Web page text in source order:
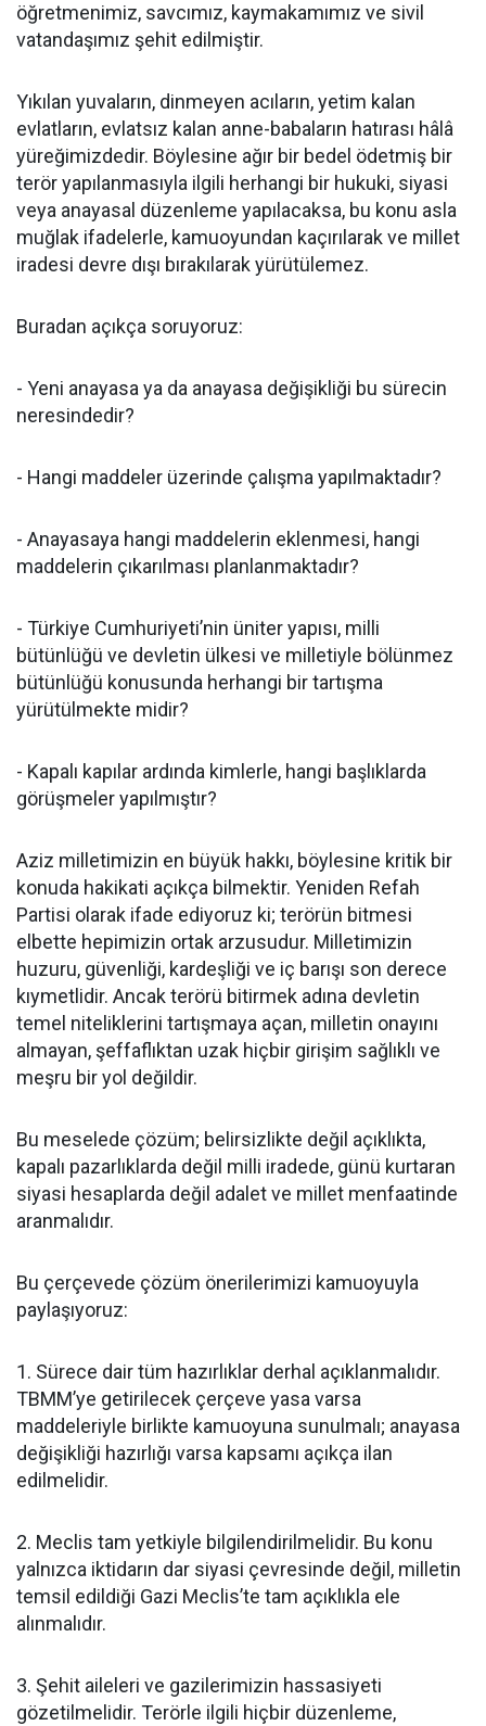
öğretmenimiz, savcımız, kaymakamımız ve sivil
vatandaşımız şehit edilmiştir.
Yıkılan yuvaların, dinmeyen acıların, yetim kalan
evlatların, evlatsız kalan anne-babaların hatırası hâlâ
yüreğimizdedir. Böylesine ağır bir bedel ödetmiş bir
terör yapılanmasıyla ilgili herhangi bir hukuki, siyasi
veya anayasal düzenleme yapılacaksa, bu konu asla
muğlak ifadelerle, kamuoyundan kaçırılarak ve millet
iradesi devre dışı bırakılarak yürütülemez.
Buradan açıkça soruyoruz:
- Yeni anayasa ya da anayasa değişikliği bu sürecin
neresindedir?
- Hangi maddeler üzerinde çalışma yapılmaktadır?
- Anayasaya hangi maddelerin eklenmesi, hangi
maddelerin çıkarılması planlanmaktadır?
- Türkiye Cumhuriyeti’nin üniter yapısı, milli
bütünlüğü ve devletin ülkesi ve milletiyle bölünmez
bütünlüğü konusunda herhangi bir tartışma
yürütülmekte midir?
- Kapalı kapılar ardında kimlerle, hangi başlıklarda
görüşmeler yapılmıştır?
Aziz milletimizin en büyük hakkı, böylesine kritik bir
konuda hakikati açıkça bilmektir. Yeniden Refah
Partisi olarak ifade ediyoruz ki; terörün bitmesi
elbette hepimizin ortak arzusudur. Milletimizin
huzuru, güvenliği, kardeşliği ve iç barışı son derece
kıymetlidir. Ancak terörü bitirmek adına devletin
temel niteliklerini tartışmaya açan, milletin onayını
almayan, şeffaflıktan uzak hiçbir girişim sağlıklı ve
meşru bir yol değildir.
Bu meselede çözüm; belirsizlikte değil açıklıkta,
kapalı pazarlıklarda değil milli iradede, günü kurtaran
siyasi hesaplarda değil adalet ve millet menfaatinde
aranmalıdır.
Bu çerçevede çözüm önerilerimizi kamuoyuyla
paylaşıyoruz:
1. Sürece dair tüm hazırlıklar derhal açıklanmalıdır.
TBMM’ye getirilecek çerçeve yasa varsa
maddeleriyle birlikte kamuoyuna sunulmalı; anayasa
değişikliği hazırlığı varsa kapsamı açıkça ilan
edilmelidir.
2. Meclis tam yetkiyle bilgilendirilmelidir. Bu konu
yalnızca iktidarın dar siyasi çevresinde değil, milletin
temsil edildiği Gazi Meclis’te tam açıklıkla ele
alınmalıdır.
3. Şehit aileleri ve gazilerimizin hassasiyeti
gözetilmelidir. Terörle ilgili hiçbir düzenleme,